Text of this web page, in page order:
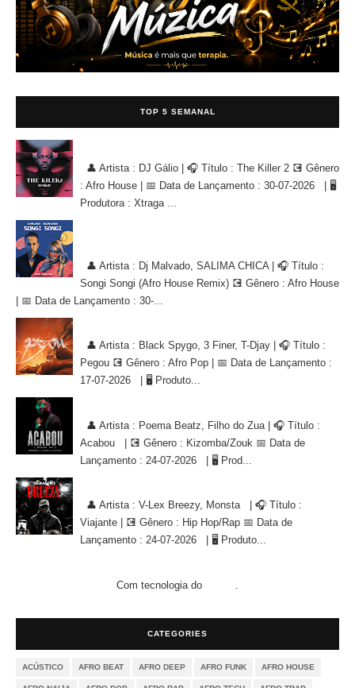
TOP 5 SEMANAL
👤 Artista : DJ Gálio | 🎧 Título : The Killer 2 💽 Gênero
: Afro House | 📅 Data de Lançamento : 30-07-2026 | 🖥
Produtora : Xtraga ...
👤 Artista : Dj Malvado, SALIMA CHICA | 🎧 Título :
Songi Songi (Afro House Remix) 💽 Gênero : Afro House
| 📅 Data de Lançamento : 30-...
👤 Artista : Black Spygo, 3 Finer, T-Djay | 🎧 Título :
Pegou 💽 Gênero : Afro Pop | 📅 Data de Lançamento :
17-07-2026 | 🖥 Produto...
👤 Artista : Poema Beatz, Filho do Zua | 🎧 Título :
Acabou | 💽 Gênero : Kizomba/Zouk 📅 Data de
Lançamento : 24-07-2026 | 🖥 Prod...
👤 Artista : V-Lex Breezy, Monsta | 🎧 Título :
Viajante | 💽 Gênero : Hip Hop/Rap 📅 Data de
Lançamento : 24-07-2026 | 🖥 Produto...
Com tecnologia do .
CATEGORIES
ACÚSTICO AFRO BEAT AFRO DEEP AFRO FUNK AFRO HOUSE